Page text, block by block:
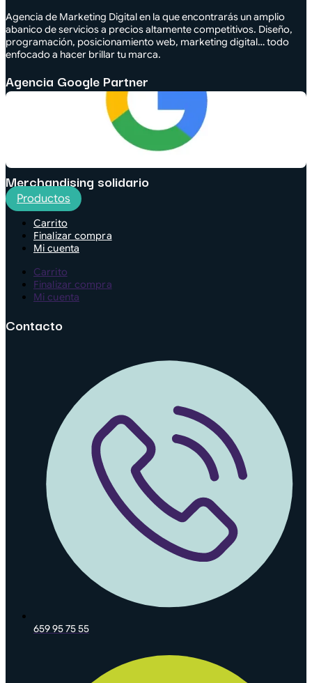
Agencia de Marketing Digital en la que encontrarás un amplio
abanico de servicios a precios altamente competitivos. Diseño,
programación, posicionamiento web, marketing digital… todo
enfocado a hacer brillar tu marca.
Agencia Google Partner
Merchandising solidario
Productos
Carrito
Finalizar compra
Mi cuenta
Carrito
Finalizar compra
Mi cuenta
Contacto
659 95 75 55